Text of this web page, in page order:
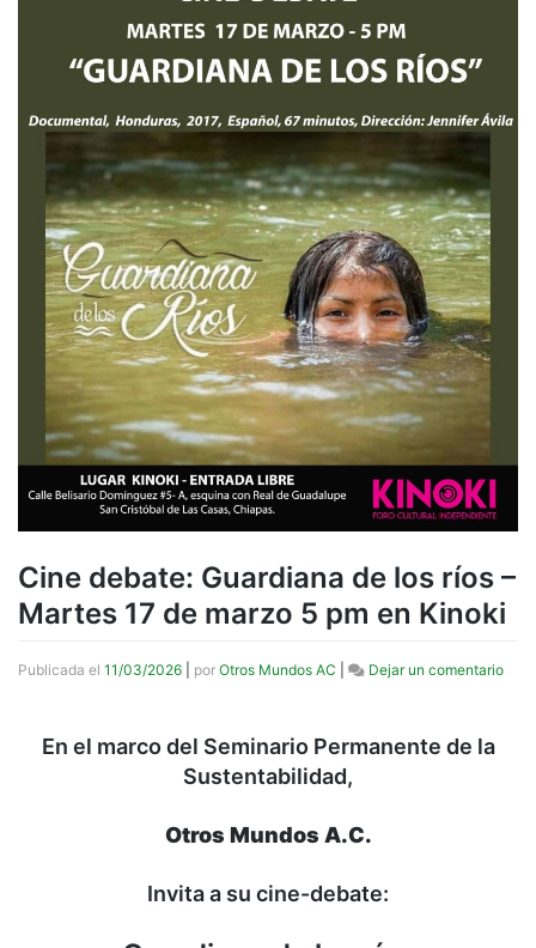
Cine debate: Guardiana de los ríos –
Martes 17 de marzo 5 pm en Kinoki
Publicada el 11/03/2026 por Otros Mundos AC Dejar un comentarioen
En el marco del Seminario Permanente de la
Sustentabilidad,
Otros Mundos A.C.
Invita a su cine-debate: